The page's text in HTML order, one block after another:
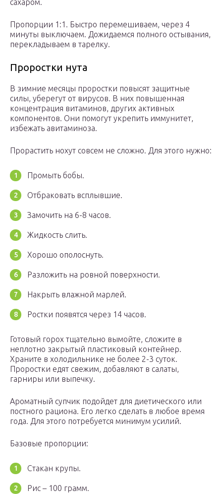
сахаром.
Пропорции 1:1. Быстро перемешиваем, через 4
минуты выключаем. Дожидаемся полного остывания,
перекладываем в тарелку.
Проростки нута
В зимние месяцы проростки повысят защитные
силы, уберегут от вирусов. В них повышенная
концентрация витаминов, других активных
компонентов. Они помогут укрепить иммунитет,
избежать авитаминоза.
Прорастить нохут совсем не сложно. Для этого нужно:
Промыть бобы.
Отбраковать всплывшие.
Замочить на 6-8 часов.
Жидкость слить.
Хорошо ополоснуть.
Разложить на ровной поверхности.
Накрыть влажной марлей.
Ростки появятся через 14 часов.
Готовый горох тщательно вымойте, сложите в
неплотно закрытый пластиковый контейнер.
Храните в холодильнике не более 2-3 суток.
Проростки едят свежим, добавляют в салаты,
гарниры или выпечку.
Ароматный супчик подойдет для диетического или
постного рациона. Его легко сделать в любое время
года. Для этого потребуется минимум усилий.
Базовые пропорции:
Стакан крупы.
Рис – 100 грамм.